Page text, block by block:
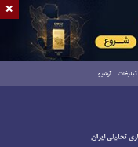
تبلیغات آرشیو
×